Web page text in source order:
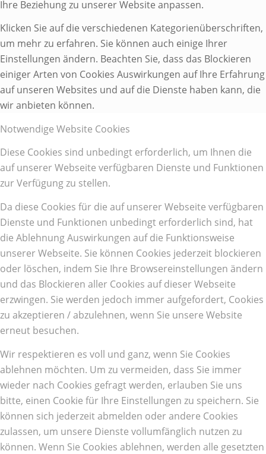
Ihre Beziehung zu unserer Website anpassen.
Klicken Sie auf die verschiedenen Kategorienüberschriften,
um mehr zu erfahren. Sie können auch einige Ihrer
Einstellungen ändern. Beachten Sie, dass das Blockieren
einiger Arten von Cookies Auswirkungen auf Ihre Erfahrung
auf unseren Websites und auf die Dienste haben kann, die
wir anbieten können.
Notwendige Website Cookies
Diese Cookies sind unbedingt erforderlich, um Ihnen die
auf unserer Webseite verfügbaren Dienste und Funktionen
zur Verfügung zu stellen.
Da diese Cookies für die auf unserer Webseite verfügbaren
Dienste und Funktionen unbedingt erforderlich sind, hat
die Ablehnung Auswirkungen auf die Funktionsweise
unserer Webseite. Sie können Cookies jederzeit blockieren
oder löschen, indem Sie Ihre Browsereinstellungen ändern
und das Blockieren aller Cookies auf dieser Webseite
erzwingen. Sie werden jedoch immer aufgefordert, Cookies
zu akzeptieren / abzulehnen, wenn Sie unsere Website
erneut besuchen.
Wir respektieren es voll und ganz, wenn Sie Cookies
ablehnen möchten. Um zu vermeiden, dass Sie immer
wieder nach Cookies gefragt werden, erlauben Sie uns
bitte, einen Cookie für Ihre Einstellungen zu speichern. Sie
können sich jederzeit abmelden oder andere Cookies
zulassen, um unsere Dienste vollumfänglich nutzen zu
können. Wenn Sie Cookies ablehnen, werden alle gesetzten